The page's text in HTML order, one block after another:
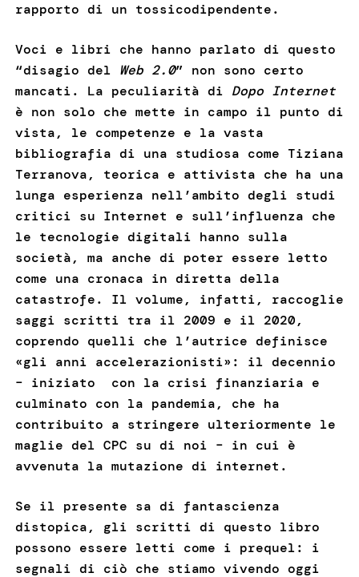
rapporto di un tossicodipendente.
Voci e libri che hanno parlato di questo
“disagio del Web 2.0” non sono certo
mancati. La peculiarità di Dopo Internet
è non solo che mette in campo il punto di
vista, le competenze e la vasta
bibliografia di una studiosa come Tiziana
Terranova, teorica e attivista che ha una
lunga esperienza nell’ambito degli studi
critici su Internet e sull’influenza che
le tecnologie digitali hanno sulla
società, ma anche di poter essere letto
come una cronaca in diretta della
catastrofe. Il volume, infatti, raccoglie
saggi scritti tra il 2009 e il 2020,
coprendo quelli che l’autrice definisce
«gli anni accelerazionisti»: il decennio
– iniziato con la crisi finanziaria e
culminato con la pandemia, che ha
contribuito a stringere ulteriormente le
maglie del CPC su di noi – in cui è
avvenuta la mutazione di internet.
Se il presente sa di fantascienza
distopica, gli scritti di questo libro
possono essere letti come i prequel: i
segnali di ciò che stiamo vivendo oggi